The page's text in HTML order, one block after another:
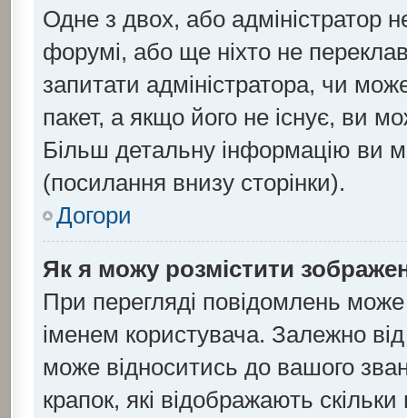
Одне з двох, або адміністратор
форумі, або ще ніхто не
запитати адміністратора, чи
пакет, а якщо його не існує, ви
Більш детальну інформацію ви
(посилання внизу сторінки).
Догори
Як я можу розмістити
При перегляді повідомлень
іменем користувача. Залежно
може відноситись до вашого
крапок, які відображають